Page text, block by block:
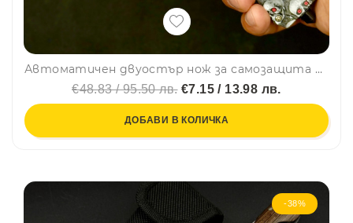
Автоматичен двуостър нож за самозащита BENCHMADE WHITE SKULL, стомана D2
€48.83 / 95.50 лв.€7.15 / 13.98 лв.
ДОБАВИ В КОЛИЧКА
-38%